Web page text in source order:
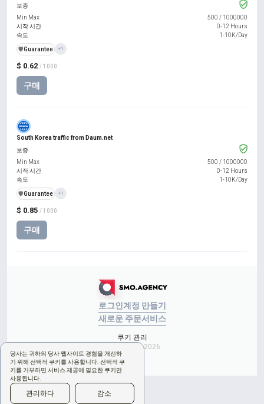
당사는 귀하의 당사 웹사이트 경험을 개선하
기 위해 선택적 쿠키를 사용합니다. 선택적 쿠
키를 거부하면 서비스 제공에 필요한 쿠키만
사용됩니다.
관리하다 감소
$ 0.62 / 1000
구매
보증
Min Max
500 / 1000000
시작 시간
0-12 Hours
속도
1-10K/Day
️🛡️Guarantee +1
South Korea traffic from Daum.net
$ 0.85 / 1000
구매
보증
Min Max
500 / 1000000
시작 시간
0-12 Hours
속도
1-10K/Day
️🛡️Guarantee +1
로그인계정 만들기
새로운 주문서비스
쿠키 관리
Copyright © 2026